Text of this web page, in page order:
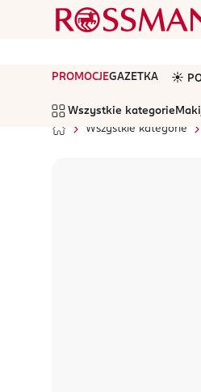
PROMOCJEGAZETKA ☀️
Wszystkie kategorie
Wszystkie kategorie